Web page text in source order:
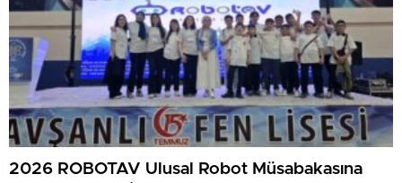
2026 ROBOTAV Ulusal Robot Müsabakasına